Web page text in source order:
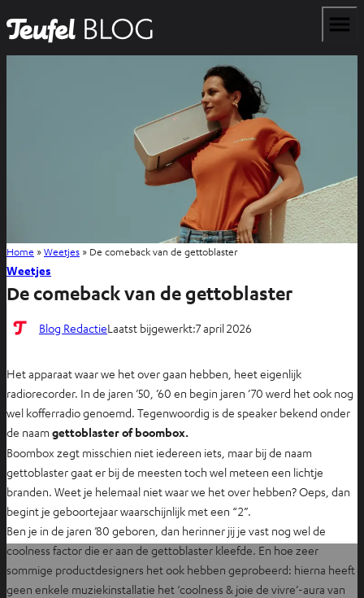
Home »Weetjes » De comeback van de gettoblaster
Weetjes
De comeback van de gettoblaster
Blog RedactieLaatst bijgewerkt:7 april 2026
Het apparaat waar we het over gaan hebben, heet eigenlijk
radiorecorder. In de jaren ’50, ’60 en begin jaren ’70 werd het ook nog
wel kofferradio genoemd. Tegenwoordig is de speaker bekend onder
de naam gettoblaster of boombox.
Boombox zegt misschien niet iedereen iets, maar bij de naam
gettoblaster gaat er bij de meesten toch wel meteen een lichtje
branden. Weet je helemaal niet waar we het over hebben? Oeps, dan
begint je geboortejaar waarschijnlijk met een “2”.
Ben je in de jaren ’80 geboren, dan herinner jij je vast nog wel de
coolness factor die er aan de gettoblaster kleefde. En hoe zeer
sommige productdesigners het ook hebben geprobeerd: hierna heeft
geen enkele muziekinstallatie het ‘coolness & joie de vivre’-aura van